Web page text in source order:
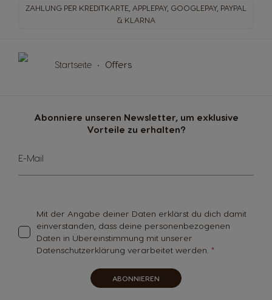
ZAHLUNG PER KREDITKARTE, APPLEPAY, GOOGLEPAY, PAYPAL
& KLARNA
Startseite Offers
Abonniere unseren Newsletter, um exklusive
Vorteile zu erhalten?
Melde
dich
für
E-Mail
Mit der Angabe deiner Daten erklärst du dich damit
einverstanden, dass deine personenbezogenen
Daten in Übereinstimmung mit unserer
Datenschutzerklärung verarbeitet werden.
ABONNIEREN